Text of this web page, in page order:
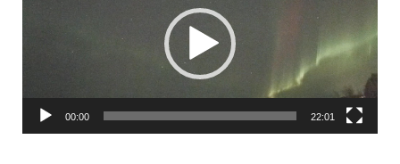
00:00 22:01